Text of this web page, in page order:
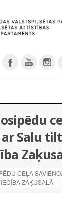
Salu
CEĻA
ZAĶUSALĀ